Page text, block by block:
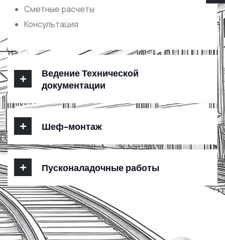
Сметные расчеты
Консультация
Ведение Технической
документации
Шеф-монтаж
Пусконаладочные работы